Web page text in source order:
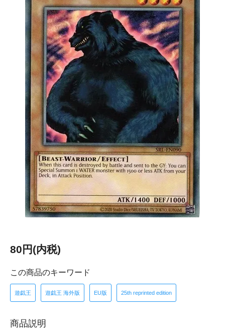
80円(内税)
この商品のキーワード
遊戯王 遊戯王 海外版 EU版 25th reprinted edition
商品説明